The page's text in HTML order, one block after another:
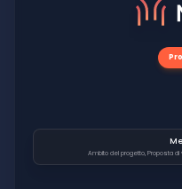
Ambito del progetto, Proposta di